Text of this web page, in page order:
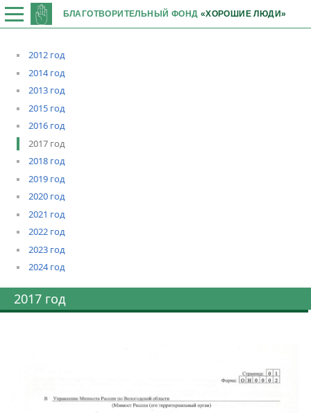
БЛАГОТВОРИТЕЛЬНЫЙ ФОНД «ХОРОШИЕ ЛЮДИ»
2012 год
2014 год
2013 год
2015 год
2016 год
2017 год
2018 год
2019 год
2020 год
2021 год
2022 год
2023 год
2024 год
2017 год